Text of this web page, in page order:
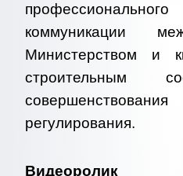
коммуникации
Министерством и
строительным
регулирования.